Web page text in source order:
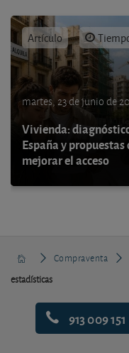
Artículo
martes, 23 de junio de
Vivienda:
España y propuestas
mejorar el acceso
Compraventa
estadísticas
913 009 151